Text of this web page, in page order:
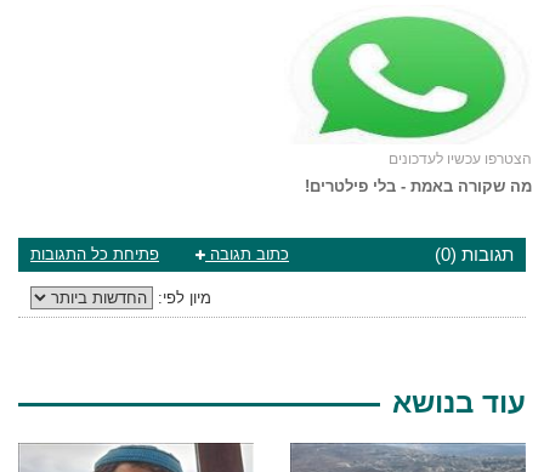
הצטרפו עכשיו לעדכונים
מה שקורה באמת - בלי פילטרים!
תגובות (0) פתיחת כל התגובות כתוב תגובה
מיון לפי:
עוד בנושא